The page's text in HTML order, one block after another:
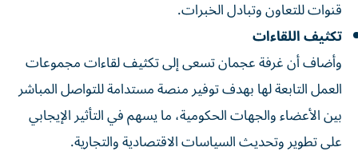
قنوات للتعاون وتبادل الخبرات.
تكثيف اللقاءات
وأضاف أن غرفة عجمان تسعى إلى تكثيف لقاءات مجموعات
العمل التابعة لها بهدف توفير منصة مستدامة للتواصل المباشر
بين الأعضاء والجهات الحكومية، ما يسهم في التأثير الإيجابي
على تطوير وتحديث السياسات الاقتصادية والتجارية.